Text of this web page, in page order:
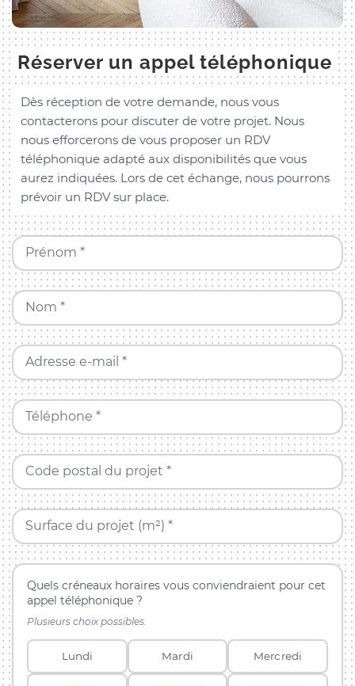
Réserver un appel téléphonique
Dès réception de votre demande, nous vous
contacterons pour discuter de votre projet. Nous
nous efforcerons de vous proposer un RDV
téléphonique adapté aux disponibilités que vous
aurez indiquées. Lors de cet échange, nous pourrons
prévoir un RDV sur place.
Prénom *
Nom *
Adresse e-mail *
Téléphone *
Code postal du projet *
Surface du projet (m²) *
Quels créneaux horaires vous conviendraient pour cet
appel téléphonique ?
Plusieurs choix possibles.
Lundi Mardi Mercredi